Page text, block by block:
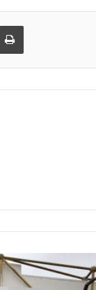
ile paylaş Yazdır